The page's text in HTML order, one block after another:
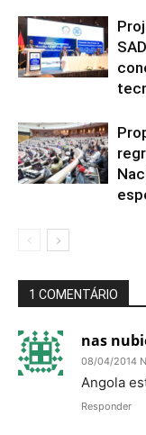
1 COMENTÁRIO
nas
08/04/2014
Angola
Responder